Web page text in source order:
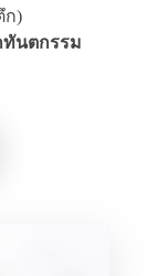
ก)
นตกรรม